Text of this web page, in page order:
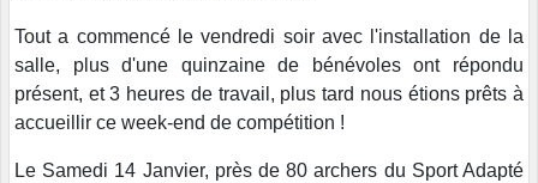
Tout a commencé le vendredi soir avec l'installation de la
salle, plus d'une quinzaine de bénévoles ont répondu
présent, et 3 heures de travail, plus tard nous étions prêts à
accueillir ce week-end de compétition !
Le Samedi 14 Janvier, près de 80 archers du Sport Adapté